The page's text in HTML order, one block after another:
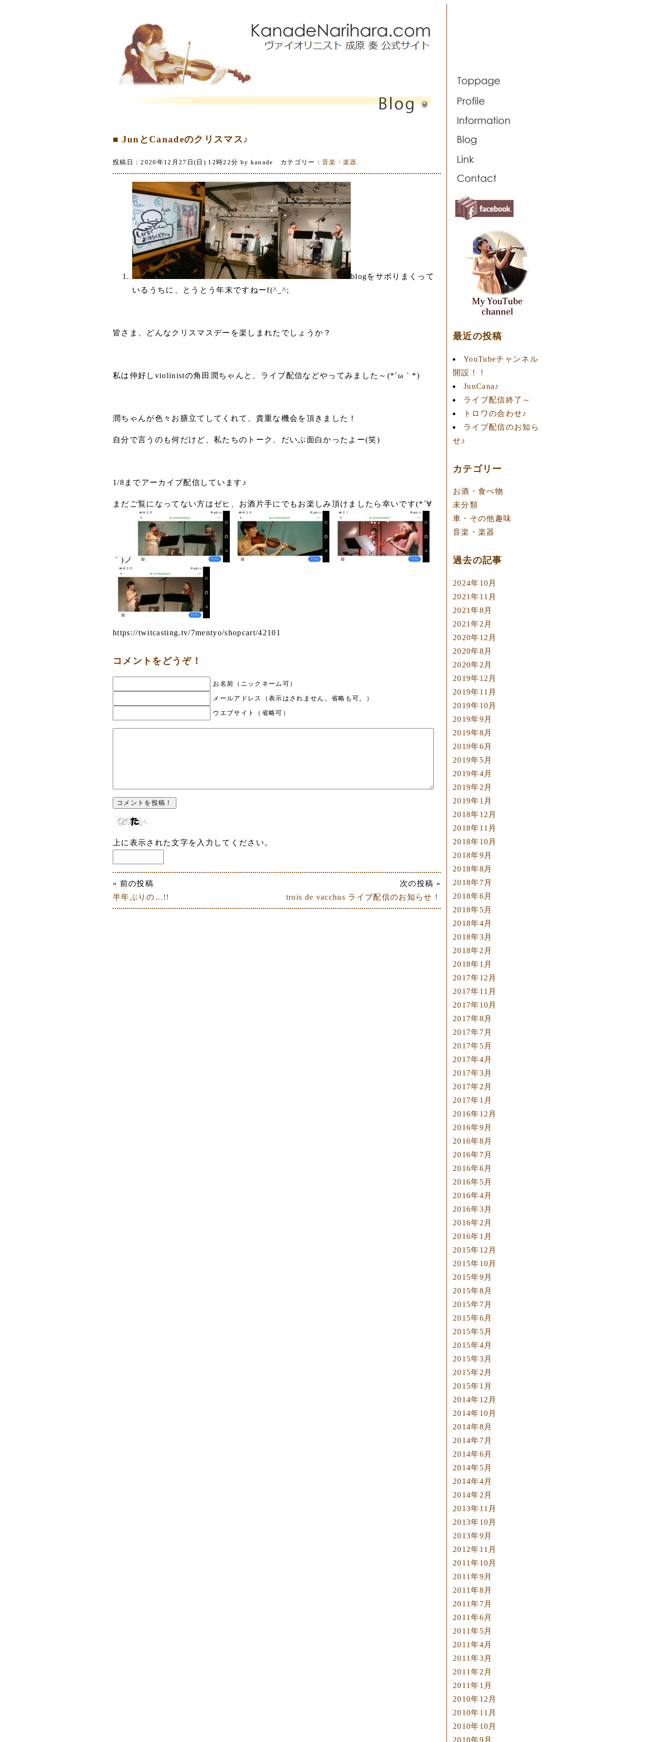
■ JunとCanadeのクリスマス♪
投稿日：2020年12月27日(日) 12時22分 by kanade カテゴリー： 音楽・楽器
blogをサボりまくって
いるうちに、とうとう年末ですねーf(^_^;
皆さま、どんなクリスマスデーを楽しまれたでしょうか？
私は仲好しviolinistの角田潤ちゃんと、ライブ配信などやってみました～(*´ω｀*)
潤ちゃんが色々お膳立てしてくれて、貴重な機会を頂きました！
自分で言うのも何だけど、私たちのトーク、だいぶ面白かったよー(笑)
1/8までアーカイブ配信しています♪
まだご覧になってない方はゼヒ、お酒片手にでもお楽しみ頂けましたら幸いです(*´∀
｀)ノ
https://twitcasting.tv/7mentyo/shopcart/42101
コメントをどうぞ！
お名前（ニックネーム可）
メールアドレス（表示はされません。省略も可。）
ウエブサイト（省略可）
上に表示された文字を入力してください。
« 前の投稿
半年ぶりの…!!
次の投稿 »
trois de vacchus ライブ配信のお知らせ！
最近の投稿
YouTubeチャンネル
開設！！
JunCana♪
ライブ配信終了～
トロワの合わせ♪
ライブ配信のお知ら
せ♪
カテゴリー
お酒・食べ物
未分類
車・その他趣味
音楽・楽器
過去の記事
2024年10月
2021年11月
2021年8月
2021年2月
2020年12月
2020年8月
2020年2月
2019年12月
2019年11月
2019年10月
2019年9月
2019年8月
2019年6月
2019年5月
2019年4月
2019年2月
2019年1月
2018年12月
2018年11月
2018年10月
2018年9月
2018年8月
2018年7月
2018年6月
2018年5月
2018年4月
2018年3月
2018年2月
2018年1月
2017年12月
2017年11月
2017年10月
2017年8月
2017年7月
2017年5月
2017年4月
2017年3月
2017年2月
2017年1月
2016年12月
2016年9月
2016年8月
2016年7月
2016年6月
2016年5月
2016年4月
2016年3月
2016年2月
2016年1月
2015年12月
2015年10月
2015年9月
2015年8月
2015年7月
2015年6月
2015年5月
2015年4月
2015年3月
2015年2月
2015年1月
2014年12月
2014年10月
2014年8月
2014年7月
2014年6月
2014年5月
2014年4月
2014年2月
2013年11月
2013年10月
2013年9月
2012年11月
2011年10月
2011年9月
2011年8月
2011年7月
2011年6月
2011年5月
2011年4月
2011年3月
2011年2月
2011年1月
2010年12月
2010年11月
2010年10月
2010年9月